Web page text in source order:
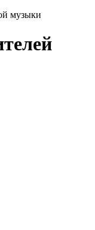
музыки